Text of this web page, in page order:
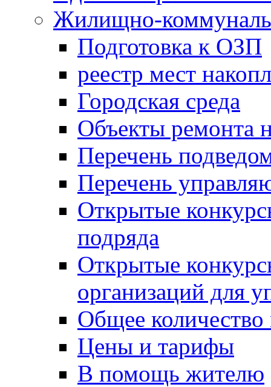
Жилищно-
Подготовка к ОЗП
реестр мест
Городская среда
Объекты ремонта
Перечень
Перечень
Открытые
подряда
Открытые
организаций для
Общее
Цены и тарифы
В помощь жителю